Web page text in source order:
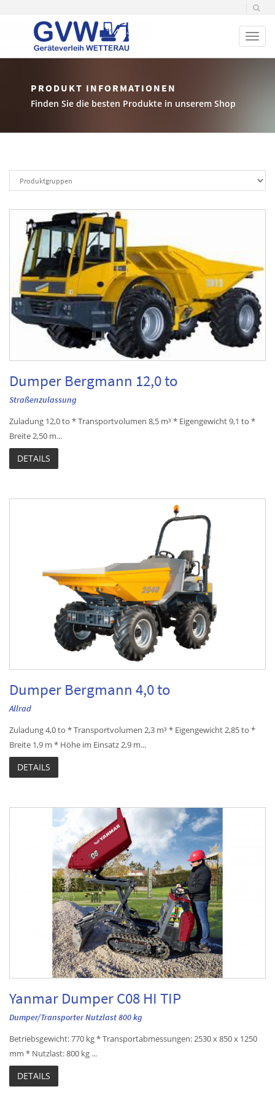
PRODUKT INFORMATIONEN
Finden Sie die besten Produkte in unserem Shop
Dumper Bergmann 12,0 to
Straßenzulassung
Zuladung 12,0 to * Transportvolumen 8,5 m³ * Eigengewicht 9,1 to *
Breite 2,50 m...
DETAILS
Dumper Bergmann 4,0 to
Allrad
Zuladung 4,0 to * Transportvolumen 2,3 m³ * Eigengewicht 2,85 to *
Breite 1,9 m * Höhe im Einsatz 2,9 m...
DETAILS
Yanmar Dumper C08 HI TIP
Dumper/Transporter Nutzlast 800 kg
Betriebsgewicht: 770 kg * Transportabmessungen: 2530 x 850 x 1250
mm * Nutzlast: 800 kg ...
DETAILS